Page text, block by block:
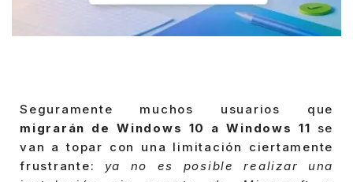
Seguramente muchos usuarios que
migrarán de Windows 10 a Windows 11 se
van a topar con una limitación ciertamente
frustrante: ya no es posible realizar una